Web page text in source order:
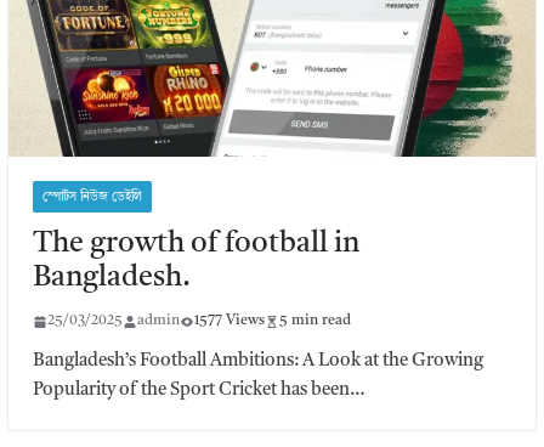
স্পোর্টস নিউজ ডেইলি
The growth of football in
Bangladesh.
25/03/2025 admin 1577 Views 5 min read
Bangladesh’s Football Ambitions: A Look at the Growing
Popularity of the Sport Cricket has been…